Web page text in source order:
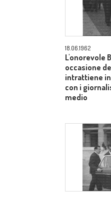
18.06.1962
L'onorevole
occasione
intrattiene
con i
medio